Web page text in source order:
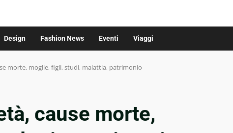
Design Fashion News Eventi Viaggi
morte, moglie, figli, studi, malattia, patrimonio
cause morte,